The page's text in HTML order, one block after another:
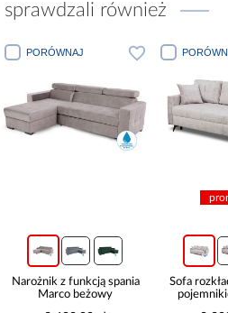
sprawdzali również
PORÓWNAJ
Narożnik z funkcją spania
Marco beżowy
Sofa